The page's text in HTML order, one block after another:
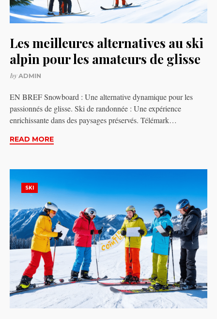
Les meilleures alternatives au ski
alpin pour les amateurs de glisse
byADMIN
EN BREF Snowboard : Une alternative dynamique pour les
passionnés de glisse. Ski de randonnée : Une expérience
enrichissante dans des paysages préservés. Télémark…
READ MORE
SKI